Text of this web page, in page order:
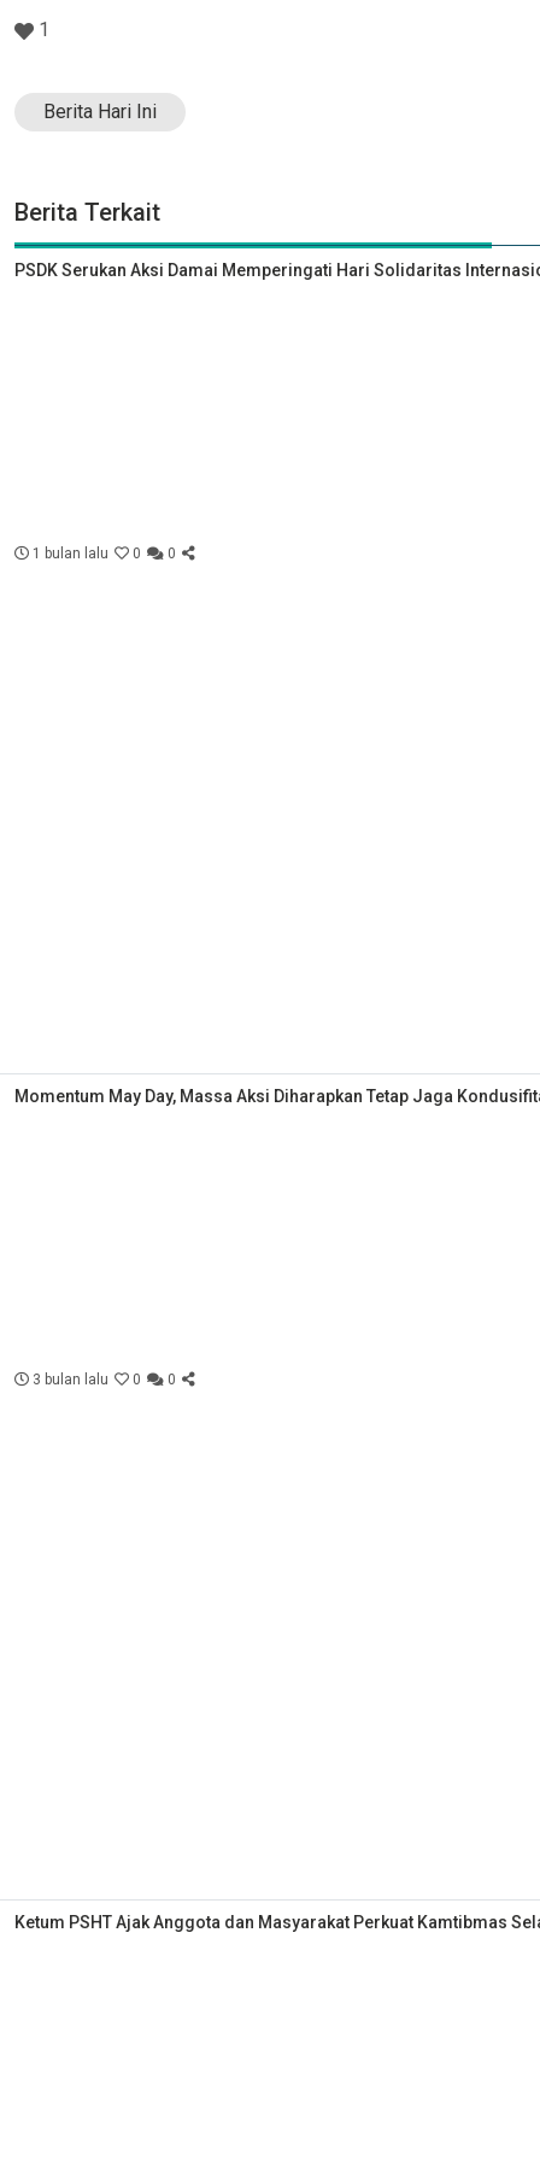
1
Berita Hari Ini
Berita Terkait
PSDK Serukan Aksi Damai Memperingati Hari Solidaritas
1 bulan lalu 0 0
Momentum May Day, Massa Aksi Diharapkan Tetap Jaga
3 bulan lalu 0 0
Ketum PSHT Ajak Anggota dan Masyarakat Perkuat Kamtibmas